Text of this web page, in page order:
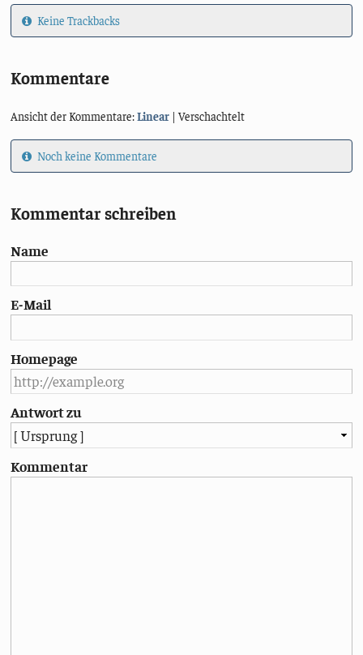
Keine Trackbacks
Kommentare
Ansicht der Kommentare:Linear | Verschachtelt
Noch keine Kommentare
Kommentar schreiben
Name
E-Mail
Homepage
Antwort zu
Kommentar